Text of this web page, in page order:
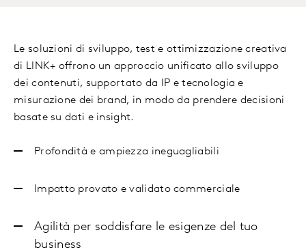
Le soluzioni di sviluppo, test e ottimizzazione creativa
di LINK+ offrono un approccio unificato allo sviluppo
dei contenuti, supportato da IP e tecnologia e
misurazione dei brand, in modo da prendere decisioni
basate su dati e insight.
Profondità e ampiezza ineguagliabili
Impatto provato e validato commerciale
Agilità per soddisfare le esigenze del tuo
business